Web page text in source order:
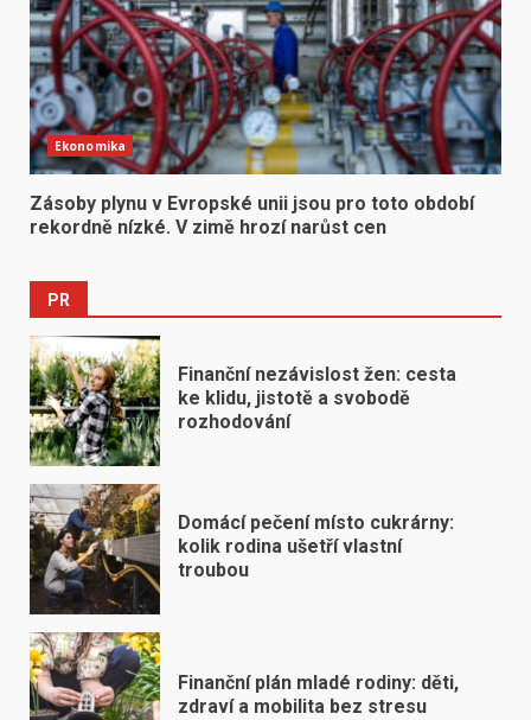
Ekonomika
Zásoby plynu v Evropské unii jsou pro toto období
rekordně nízké. V zimě hrozí narůst cen
PR
Finanční nezávislost žen: cesta
ke klidu, jistotě a svobodě
rozhodování
Domácí pečení místo cukrárny:
kolik rodina ušetří vlastní
troubou
Finanční plán mladé rodiny: děti,
zdraví a mobilita bez stresu